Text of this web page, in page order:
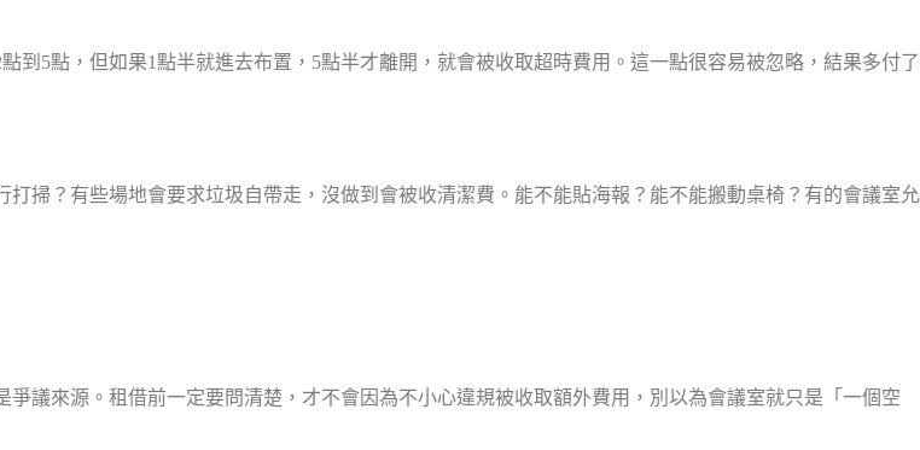
5點，但如果1點半就進去布置，5點半才離開，就會被收取超時費用。這一點很容易被忽略，結果多付了
掃？有些場地會要求垃圾自帶走，沒做到會被收清潔費。能不能貼海報？能不能搬動桌椅？有的會議室允
議來源。租借前一定要問清楚，才不會因為不小心違規被收取額外費用，別以為會議室就只是「一個空